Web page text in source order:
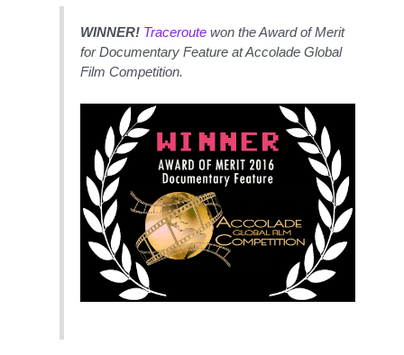
WINNER! Traceroute won the Award of Merit
forDocumentary Feature at Accolade Global
Film Competition.